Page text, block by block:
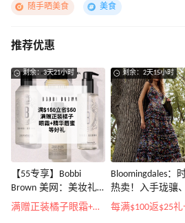
随手晒美食 美食
推荐优惠
剩余：3天21小时
【55专享】Bobbi
Brown 美网：美妆礼
遇！满$150立省$50
满赠正装橘子眼霜+精华唇蜜等好礼
剩余：2天15小时
Bloomingdales：
热卖！入手珑骧
Burch、拉夫劳伦
每满$100返$25礼